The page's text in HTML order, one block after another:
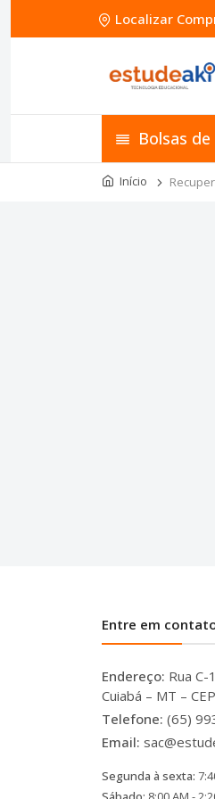
Localizar
Bolsas
Início
Entre em
Endereço: Rua
Cuiabá – MT –
Telefone: (65)
Email:
Segunda à sexta: